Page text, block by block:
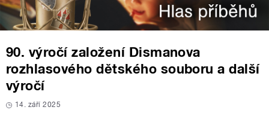
90. výročí založení Dismanova
rozhlasového dětského souboru a další
výročí
14. září 2025